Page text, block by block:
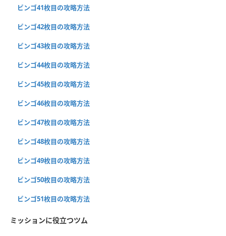
ビンゴ41枚目の攻略方法
ビンゴ42枚目の攻略方法
ビンゴ43枚目の攻略方法
ビンゴ44枚目の攻略方法
ビンゴ45枚目の攻略方法
ビンゴ46枚目の攻略方法
ビンゴ47枚目の攻略方法
ビンゴ48枚目の攻略方法
ビンゴ49枚目の攻略方法
ビンゴ50枚目の攻略方法
ビンゴ51枚目の攻略方法
ミッションに役立つツム